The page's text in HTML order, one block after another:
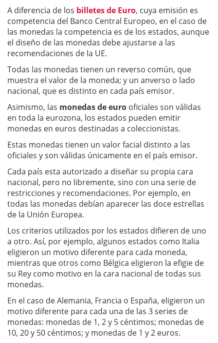
A diferencia de los billetes de Euro, cuya emisión es
competencia del Banco Central Europeo, en el caso de
las monedas la competencia es de los estados, aunque
el diseño de las monedas debe ajustarse a las
recomendaciones de la UE.
Todas las monedas tienen un reverso común, que
muestra el valor de la moneda; y un anverso o lado
nacional, que es distinto en cada país emisor.
Asimismo, las monedas de euro oficiales son válidas
en toda la eurozona, los estados pueden emitir
monedas en euros destinadas a coleccionistas.
Estas monedas tienen un valor facial distinto a las
oficiales y son válidas únicamente en el país emisor.
Cada país esta autorizado a diseñar su propia cara
nacional, pero no libremente, sino con una serie de
restricciones y recomendaciones. Por ejemplo, en
todas las monedas debían aparecer las doce estrellas
de la Unión Europea.
Los criterios utilizados por los estados difieren de uno
a otro. Así, por ejemplo, algunos estados como Italia
eligieron un motivo diferente para cada moneda,
mientras que otros como Bélgica eligieron la efigie de
su Rey como motivo en la cara nacional de todas sus
monedas.
En el caso de Alemania, Francia o España, eligieron un
motivo diferente para cada una de las 3 series de
monedas: monedas de 1, 2 y 5 céntimos; monedas de
10, 20 y 50 céntimos; y monedas de 1 y 2 euros.